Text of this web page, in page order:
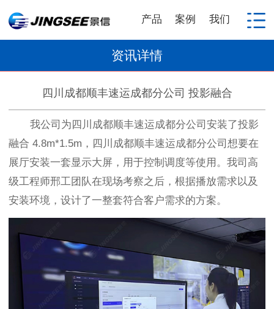
产品 案例 我们
资讯详情
四川成都顺丰速运成都分公司 投影融合
我公司为四川成都顺丰速运成都分公司安装了投影
融合 4.8m*1.5m，四川成都顺丰速运成都分公司想要在
展厅安装一套显示大屏，用于控制调度等使用。我司高
级工程师邢工团队在现场考察之后，根据播放需求以及
安装环境，设计了一整套符合客户需求的方案。